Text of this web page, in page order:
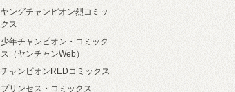
ヤングチャンピオン烈コミッ
クス
少年チャンピオン・コミック
ス（ヤンチャンWeb）
チャンピオンREDコミックス
プリンセス・コミックス